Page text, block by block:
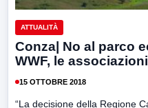
ATTUALITÀ
Conza| No al parco
WWF, le
15 OTTOBRE 2018
“La decisione della Regione